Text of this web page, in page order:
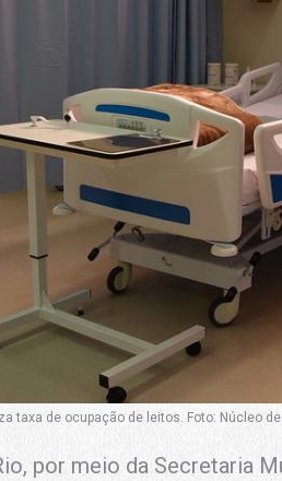
taxa de ocupação de leitos. Foto: Núcleo
por meio da Secretaria